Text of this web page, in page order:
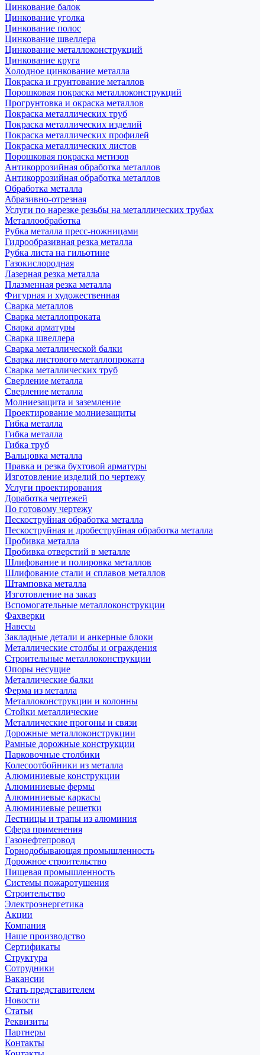
Цинкование балок
Цинкование уголка
Цинкование полос
Цинкование швеллера
Цинкование металлоконструкций
Цинкование круга
Холодное цинкование металла
Покраска и грунтование металлов
Порошковая покраска металлоконструкций
Прогрунтовка и окраска металлов
Покраска металлических труб
Покраска металлических изделий
Покраска металлических профилей
Покраска металлических листов
Порошковая покраска метизов
Антикоррозийная обработка металлов
Антикоррозийная обработка металлов
Обработка металла
Абразивно-отрезная
Услуги по нарезке резьбы на металлических трубах
Металлообработка
Рубка металла пресс-ножницами
Гидрообразивная резка металла
Рубка листа на гильотине
Газокислородная
Лазерная резка металла
Плазменная резка металла
Фигурная и художественная
Сварка металлов
Сварка металлопроката
Сварка арматуры
Сварка швеллера
Сварка металлической балки
Сварка листового металлопроката
Сварка металлических труб
Сверление металла
Сверление металла
Молниезащита и заземление
Проектирование молниезащиты
Гибка металла
Гибка металла
Гибка труб
Вальцовка металла
Правка и резка бухтовой арматуры
Изготовление изделий по чертежу
Услуги проектирования
Доработка чертежей
По готовому чертежу
Пескоструйная обработка металла
Пескоструйная и дробеструйная обработка металла
Пробивка металла
Пробивка отверстий в металле
Шлифование и полировка металлов
Шлифование стали и сплавов металлов
Штамповка металла
Изготовление на заказ
Вспомогательные металлоконструкции
Фахверки
Навесы
Закладные детали и анкерные блоки
Металлические столбы и ограждения
Строительные металлоконструкции
Опоры несущие
Металлические балки
Ферма из металла
Металлоконструкции и колонны
Стойки металлические
Металлические прогоны и связи
Дорожные металлоконструкции
Рамные дорожные конструкции
Парковочные столбики
Колесоотбойники из металла
Алюминиевые конструкции
Алюминиевые фермы
Алюминиевые каркасы
Алюминиевые решетки
Лестницы и трапы из алюминия
Сфера применения
Газонефтепровод
Горнодобывающая промышленность
Дорожное строительство
Пищевая промышленность
Системы пожаротушения
Строительство
Электроэнергетика
Акции
Компания
Наше производство
Сертификаты
Структура
Сотрудники
Вакансии
Стать представителем
Новости
Статьи
Реквизиты
Партнеры
Контакты